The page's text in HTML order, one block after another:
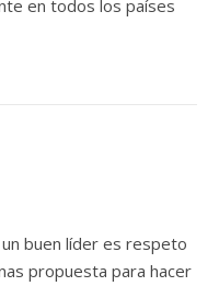
en todos los países
buen líder es respeto
propuesta para hacer